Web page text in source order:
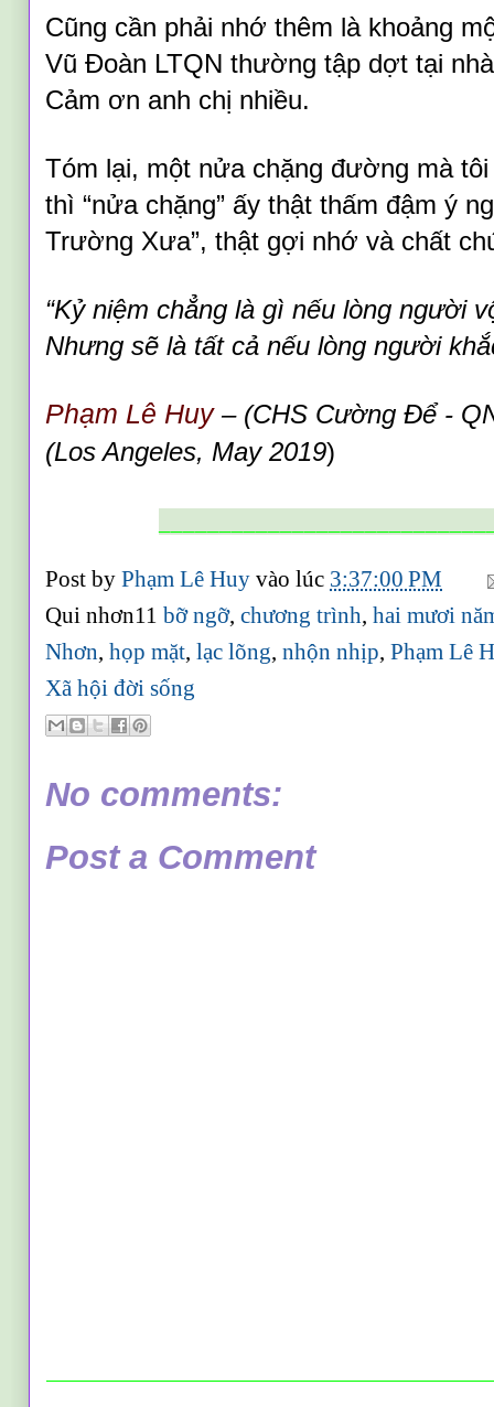
Cũng cần phải nhớ thêm là khoảng
Vũ Đoàn LTQN thường tập dợt tại
Cảm ơn anh chị nhiều.
Tóm lại, một nửa chặng đường mà
thì “nửa chặng” ấy thật thấm đậm ý
Trường Xưa”, thật gợi nhớ và chất
“Kỷ niệm chẳng là gì nếu lòng người
Nhưng sẽ là tất cả nếu lòng người
Phạm Lê Huy– (CHS Cường Để -
(Los Angeles, May 2019)
Post byPhạm Lê Huyvào lúc 3:37:00 PM
Qui nhơn11bỡ ngỡ,chương trình,hai mươi
Nhơn,họp mặt,lạc lõng,nhộn nhịp,Phạm Lê
Xã hội đời sống
No comments:
Post a Comment